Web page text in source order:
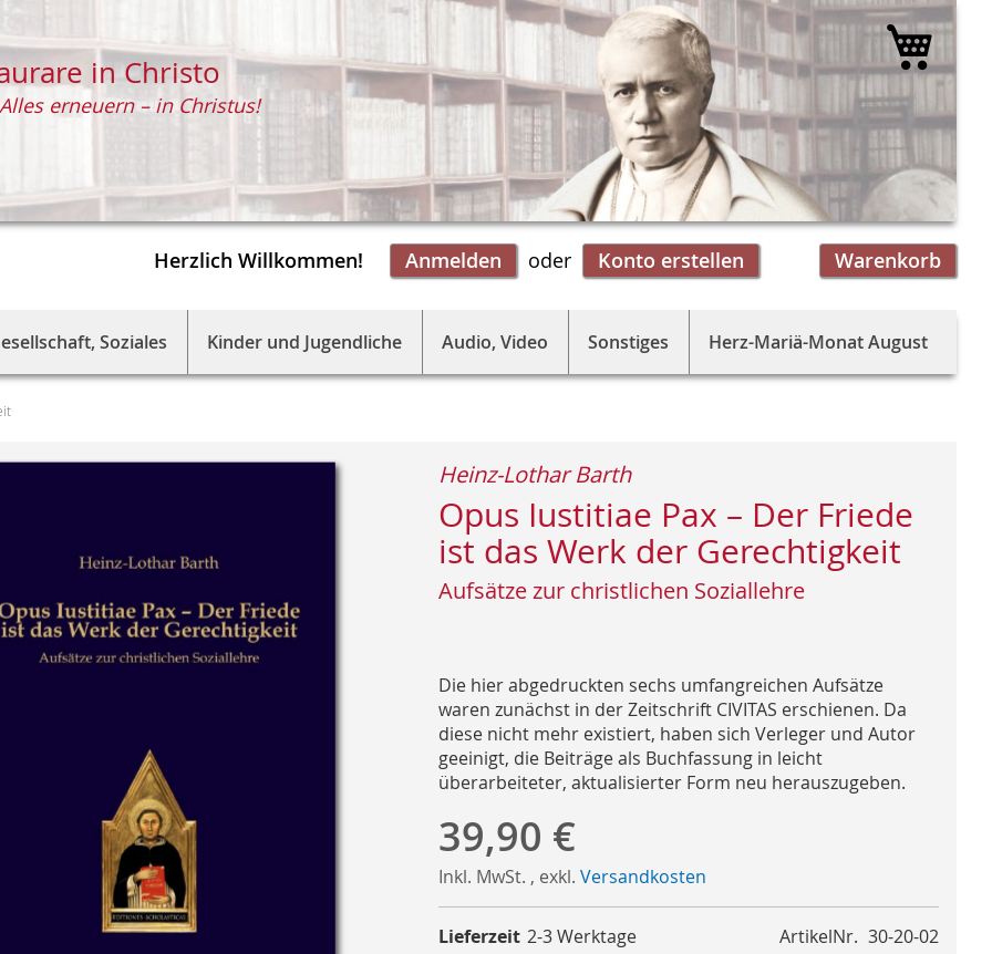
Herzlich Willkommen! Anmelden Warenkorb
Konto erstellen
in Christo
Alles erneuern – in Christus!
Mein
Soziales Kinder und Jugendliche Audio, Video Sonstiges Herz-Mariä-Monat August
Opus Iustitiae Pax – Der Friede
ist das Werk der Gerechtigkeit
Aufsätze zur christlichen Soziallehre
Heinz-Lothar Barth
Die hier abgedruckten sechs umfangreichen Aufsätze
waren zunächst in der Zeitschrift CIVITAS erschienen. Da
diese nicht mehr existiert, haben sich Verleger und Autor
geeinigt, die Beiträge als Buchfassung in leicht
überarbeiteter, aktualisierter Form neu herauszugeben.
39,90 €
Inkl. MwSt. , exkl. Versandkosten
ArtikelNr. 30-20-02
Lieferzeit 2-3 Werktage